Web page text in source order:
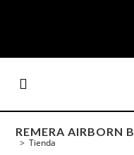
REMERA AIRBORN
> Tienda